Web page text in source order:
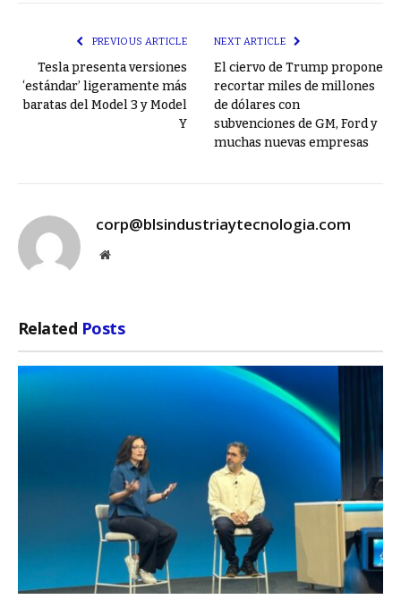
PREVIOUS ARTICLE
Tesla presenta versiones
‘estándar’ ligeramente más
baratas del Model 3 y Model
Y
NEXT ARTICLE
El ciervo de Trump propone
recortar miles de millones
de dólares con
subvenciones de GM, Ford y
muchas nuevas empresas
corp@blsindustriaytecnologia.com
Website
Related Posts